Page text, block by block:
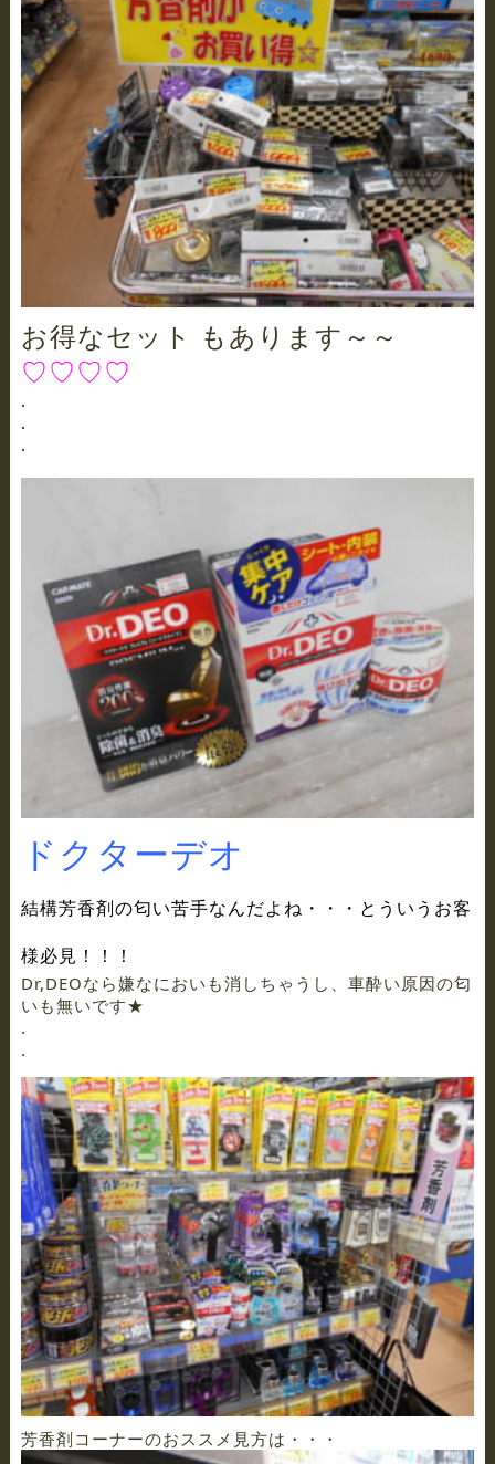
お得なセット もあります～～
♡♡♡♡
.
.
.
ドクターデオ
結構芳香剤の匂い苦手なんだよね・・・とういうお客
様必見！！！
Dr,DEOなら嫌なにおいも消しちゃうし、車酔い原因の匂
いも無いです★
.
.
芳香剤コーナーのおススメ見方は・・・